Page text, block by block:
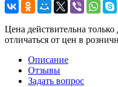
Цена действительна
отличаться от цен в
Описание
Отзывы
Задать вопрос